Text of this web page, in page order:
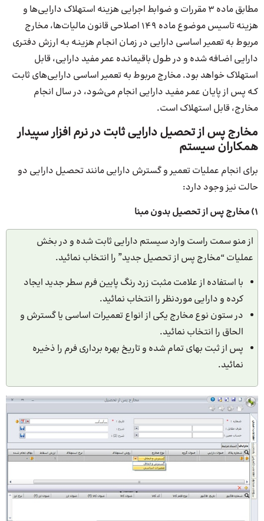
مطابق ماده 3 مقررات و ضوابط اجرایی هزینه استهلاک دارایی‌‌ها و
هزینه تاسیس موضوع ماده ۱۴۹ اصلاحی قانون مالیات‌ها، مخارج
مربوط به تعمیر اساسی دارایی در زمـان انجـام هزینـه بـه ارزش دفتـری
دارایـی اضـافه شده و در طـول باقیمانـده عمر مفید دارایی، قابل
استهلاک خواهد بود. مخارج مربوط به تعمیر اساسی دارایی‌های ثابـت
کـه پـس از پایـان عمـر مفیـد دارایی انجام می‌شود، در سال انجام
مخارج، قابل استهلاک است.
مخارج پس از تحصیل دارایی ثابت در نرم افزار سپیدار
همکاران سیستم
برای انجام عملیات تعمیر و گسترش دارایی مانند تحصیل دارایی دو
حالت نیز وجود دارد:
1) مخارج پس از تحصیل بدون مبنا
از منو سمت راست وارد سیستم دارایی ثابت شده و در بخش
عملیات “مخارج پس از تحصیل جدید” را انتخاب نمائید.
با استفاده از علامت مثبت زرد رنگ پایین فرم سطر جدید ایجاد
کرده و دارایی موردنظر را انتخاب نمائید.
در ستون نوع مخارج یکی از انواع تعمیرات اساسی یا گسترش و
الحاق را انتخاب نمائید.
پس از ثبت بهای تمام شده و تاریخ بهره برداری فرم را ذخیره
نمائید.